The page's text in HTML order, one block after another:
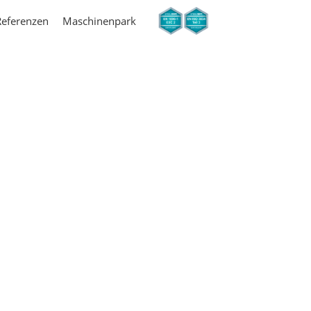
Maschinenpark